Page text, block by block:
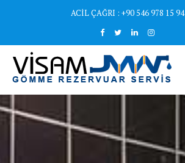
ACİL ÇAĞRI : +90 546 978 15 94